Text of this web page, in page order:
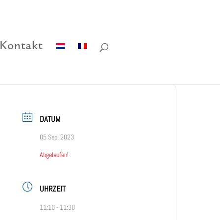
Kontakt
DATUM
05 Sep. 2023
Abgelaufen!
UHRZEIT
11:10 - 11:30